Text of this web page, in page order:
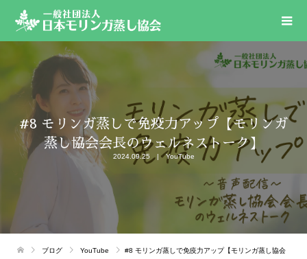
#8 モリンガ蒸しで免疫力アップ【モリンガ
蒸し協会会長のウェルネストーク】
2024.09.25 YouTube
ブログ YouTube
#8 モリンガ蒸しで免疫力アップ【モリンガ蒸し協会